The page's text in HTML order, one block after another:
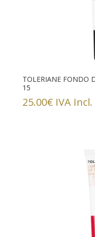
TOLERIANE FONDO
15
25.00€ IVA Incl.